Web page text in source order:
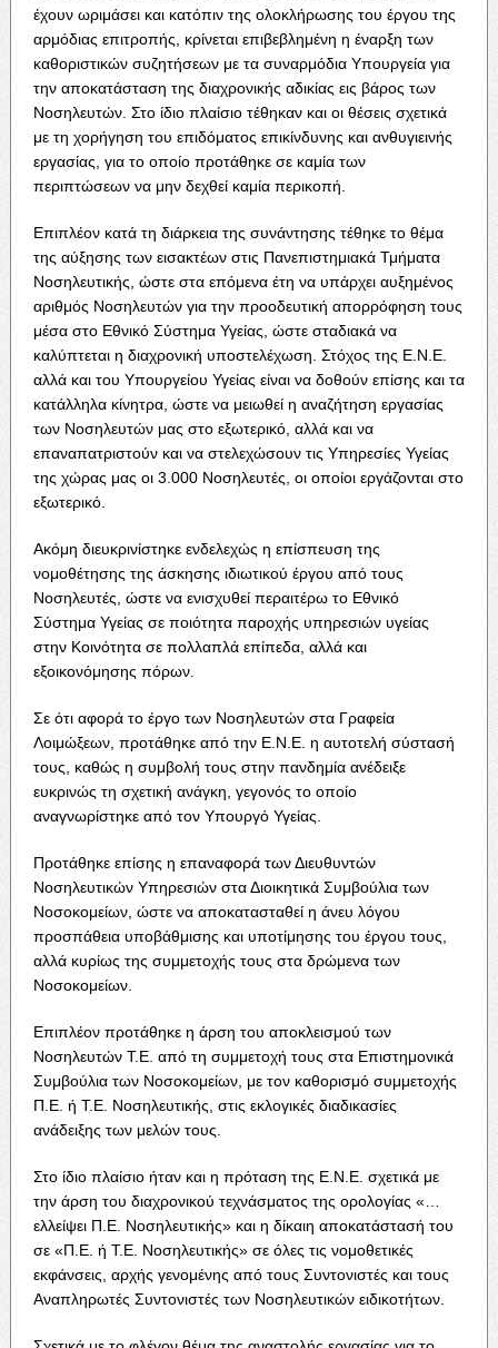
έχουν ωριμάσει και κατόπιν της ολοκλήρωσης του έργου της
αρμόδιας επιτροπής, κρίνεται επιβεβλημένη η έναρξη των
καθοριστικών συζητήσεων με τα συναρμόδια Υπουργεία για
την αποκατάσταση της διαχρονικής αδικίας εις βάρος των
Νοσηλευτών. Στο ίδιο πλαίσιο τέθηκαν και οι θέσεις σχετικά
με τη χορήγηση του επιδόματος επικίνδυνης και ανθυγιεινής
εργασίας, για το οποίο προτάθηκε σε καμία των
περιπτώσεων να μην δεχθεί καμία περικοπή.
Επιπλέον κατά τη διάρκεια της συνάντησης τέθηκε το θέμα
της αύξησης των εισακτέων στις Πανεπιστημιακά Τμήματα
Νοσηλευτικής, ώστε στα επόμενα έτη να υπάρχει αυξημένος
αριθμός Νοσηλευτών για την προοδευτική απορρόφηση τους
μέσα στο Εθνικό Σύστημα Υγείας, ώστε σταδιακά να
καλύπτεται η διαχρονική υποστελέχωση. Στόχος της Ε.Ν.Ε.
αλλά και του Υπουργείου Υγείας είναι να δοθούν επίσης και τα
κατάλληλα κίνητρα, ώστε να μειωθεί η αναζήτηση εργασίας
των Νοσηλευτών μας στο εξωτερικό, αλλά και να
επαναπατριστούν και να στελεχώσουν τις Υπηρεσίες Υγείας
της χώρας μας οι 3.000 Νοσηλευτές, οι οποίοι εργάζονται στο
εξωτερικό.
Ακόμη διευκρινίστηκε ενδελεχώς η επίσπευση της
νομοθέτησης της άσκησης ιδιωτικού έργου από τους
Νοσηλευτές, ώστε να ενισχυθεί περαιτέρω το Εθνικό
Σύστημα Υγείας σε ποιότητα παροχής υπηρεσιών υγείας
στην Κοινότητα σε πολλαπλά επίπεδα, αλλά και
εξοικονόμησης πόρων.
Σε ότι αφορά το έργο των Νοσηλευτών στα Γραφεία
Λοιμώξεων, προτάθηκε από την Ε.Ν.Ε. η αυτοτελή σύστασή
τους, καθώς η συμβολή τους στην πανδημία ανέδειξε
ευκρινώς τη σχετική ανάγκη, γεγονός το οποίο
αναγνωρίστηκε από τον Υπουργό Υγείας.
Προτάθηκε επίσης η επαναφορά των Διευθυντών
Νοσηλευτικών Υπηρεσιών στα Διοικητικά Συμβούλια των
Νοσοκομείων, ώστε να αποκατασταθεί η άνευ λόγου
προσπάθεια υποβάθμισης και υποτίμησης του έργου τους,
αλλά κυρίως της συμμετοχής τους στα δρώμενα των
Νοσοκομείων.
Επιπλέον προτάθηκε η άρση του αποκλεισμού των
Νοσηλευτών Τ.Ε. από τη συμμετοχή τους στα Επιστημονικά
Συμβούλια των Νοσοκομείων, με τον καθορισμό συμμετοχής
Π.Ε. ή Τ.Ε. Νοσηλευτικής, στις εκλογικές διαδικασίες
ανάδειξης των μελών τους.
Στο ίδιο πλαίσιο ήταν και η πρόταση της Ε.Ν.Ε. σχετικά με
την άρση του διαχρονικού τεχνάσματος της ορολογίας «…
ελλείψει Π.Ε. Νοσηλευτικής» και η δίκαιη αποκατάστασή του
σε «Π.Ε. ή Τ.Ε. Νοσηλευτικής» σε όλες τις νομοθετικές
εκφάνσεις, αρχής γενομένης από τους Συντονιστές και τους
Αναπληρωτές Συντονιστές των Νοσηλευτικών ειδικοτήτων.